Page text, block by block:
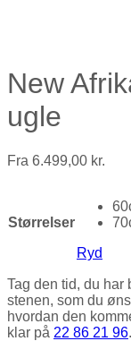
New
ugle
Fra 6.499,00 kr.
Størrelser
Ryd
Tag den tid, du har
stenen, som du
hvordan den
klar på 22 86 21 96.